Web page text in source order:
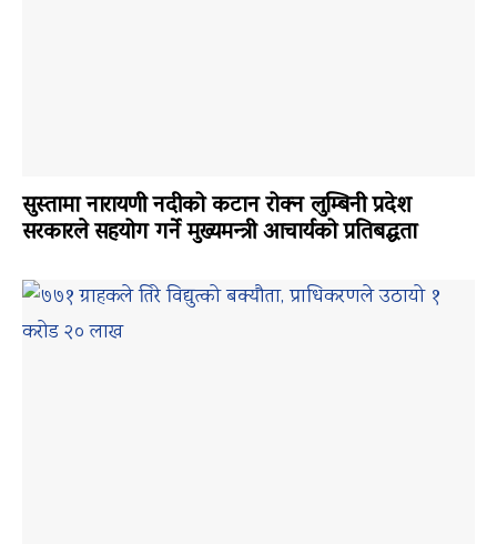
सुस्तामा नारायणी नदीको कटान रोक्न लुम्बिनी प्रदेश
सरकारले सहयोग गर्ने मुख्यमन्त्री आचार्यको प्रतिबद्धता